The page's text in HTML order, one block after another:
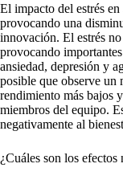
El impacto del estrés
provocando una
innovación. El estrés
provocando
ansiedad, depresión y
posible que observe un
rendimiento más bajos
miembros del equipo.
negativamente al
¿Cuáles son los efectos